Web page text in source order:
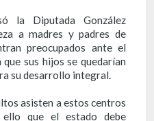
la Diputada González
a madres y padres de
preocupados ante el
sus hijos se quedarían
su desarrollo integral.
asisten a estos centros
que el estado debe